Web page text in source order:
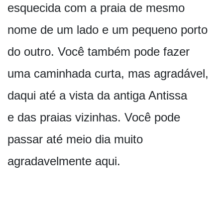
esquecida com a praia de mesmo
nome de um lado e um pequeno porto
do outro. Você também pode fazer
uma caminhada curta, mas agradável,
daqui até a vista da antiga Antissa
e das praias vizinhas. Você pode
passar até meio dia muito
agradavelmente a­qui.